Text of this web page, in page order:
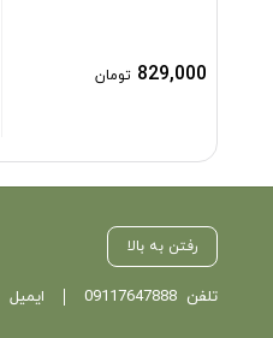
829,000 تومان
رفتن به بالا
تلفن09117647888 ایمیل